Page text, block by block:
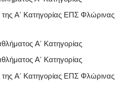
Α’ Κατηγορίας ΕΠΣ Φλώρινας
Α’ Κατηγορίας
Α’ Κατηγορίας
Α’ Κατηγορίας ΕΠΣ Φλώρινας